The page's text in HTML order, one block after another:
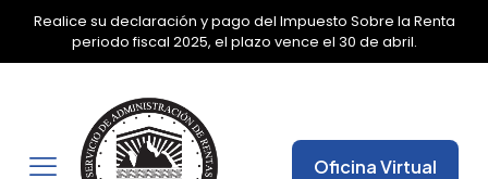
Realice su declaración y pago del Impuesto Sobre la Renta
periodo fiscal 2025, el plazo vence el 30 de abril.
✕
Oficina Virtual